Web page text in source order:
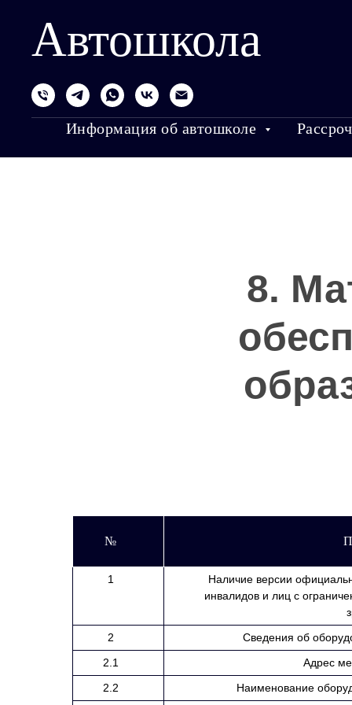
Автошкола
Информация об автошколе
8.
№
1
Наличие версии
инвалидов и лиц с
2
Сведения об
2.1
Адрес
2.2
Наименование